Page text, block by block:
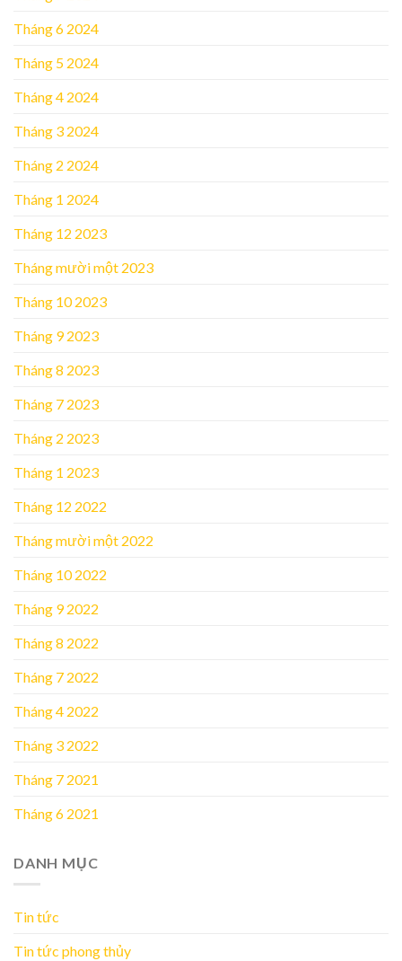
Tháng 6 2024
Tháng 5 2024
Tháng 4 2024
Tháng 3 2024
Tháng 2 2024
Tháng 1 2024
Tháng 12 2023
Tháng mười một 2023
Tháng 10 2023
Tháng 9 2023
Tháng 8 2023
Tháng 7 2023
Tháng 2 2023
Tháng 1 2023
Tháng 12 2022
Tháng mười một 2022
Tháng 10 2022
Tháng 9 2022
Tháng 8 2022
Tháng 7 2022
Tháng 4 2022
Tháng 3 2022
Tháng 7 2021
Tháng 6 2021
DANH MỤC
Tin tức
Tin tức phong thủy